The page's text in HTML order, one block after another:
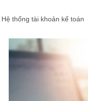
Hệ thống tài khoản kế toán